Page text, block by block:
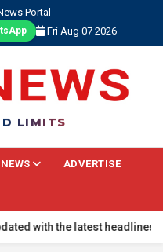
Portal
Fri Aug 07 2026
LIMITS
NEWS ADVERTISE
with the latest headlines,